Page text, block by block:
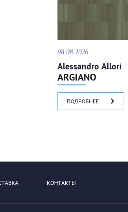
08.08.2026
Alessandro Allori
ARGIANO
ПОДРОБНЕЕ
КОНТАКТЫ